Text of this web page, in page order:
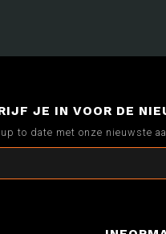
JE IN VOOR DE
to date met onze nieuwste